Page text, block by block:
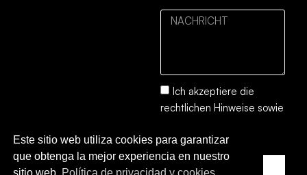
Ich akzeptiere die
rechtlichen Hinweise sowie
Cookie-Richtlinie.
SENDEN
Este sitio web utiliza cookies para garantizar
que obtenga la mejor experiencia en nuestro
sitio web. Política de privacidad y cookies